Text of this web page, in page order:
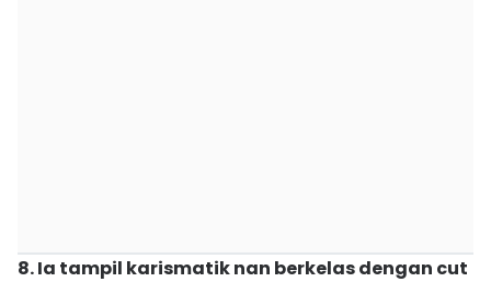
8. Ia tampil karismatik nan berkelas dengan cut